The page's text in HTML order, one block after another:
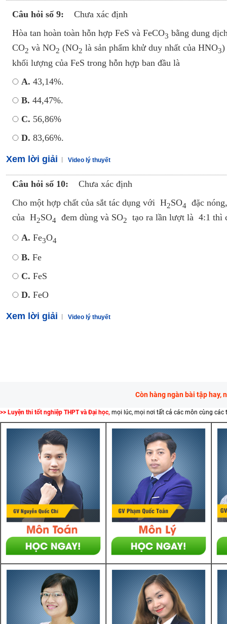
Câu hỏi số 9:
Chưa xác định
Hòa tan hoàn toàn hỗn hợp FeS và FeCO3 bằng dung
CO2 và NO2 (NO2 là sản phẩm khử duy nhất của HNO3)
khối lượng của FeS trong hỗn hợp ban đầu là
A. 43,14%.
B. 44,47%.
C. 56,86%
D. 83,66%.
Xem lời giải Video lý thuyết
Câu hỏi số 10:
Chưa xác định
Cho một hợp chất của sắt tác dụng với H2SO4
đặc
của H2SO4 đem dùng và SO2
tạo ra lần lượt là 4:1 thì
A. Fe3O4
B. Fe
C. FeS
D. FeO
Xem lời giải Video lý thuyết
Còn hàng ngàn bài tập hay,
>> Luyện thi tốt nghiệp THPT và Đại học, mọi lúc, mọi nơi tất cả các môn cùng các